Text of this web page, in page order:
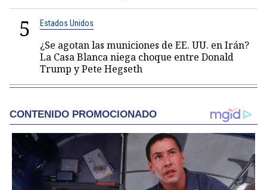
5 Estados Unidos
¿Se agotan las municiones de EE. UU. en Irán?
La Casa Blanca niega choque entre Donald
Trump y Pete Hegseth